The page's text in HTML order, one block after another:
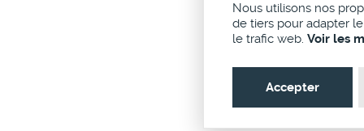
Nous utilisons nos
de tiers pour adapter
le trafic web. Voir les
Accepter